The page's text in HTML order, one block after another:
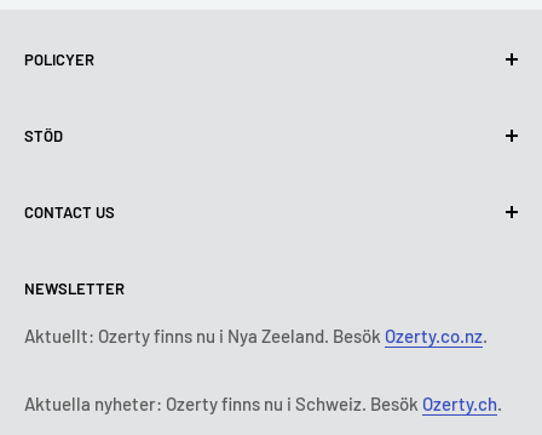
POLICYER
Användning av cookies (GDPR)
Leveransvillkor
Betalningsvillkor
Abonnemangets villkor och bestämmelser
STÖD
Kontakta oss
Rättsligt meddelande
FAQ
Ozerty håller dig säker
CONTACT US
Tisdag:9:00 - 18:00
Onsdag:
9:00 - 18:00
Fredag:
9:00 - 18:00
NEWSLETTER
Aktuellt: Ozerty finns nu i Nya Zeeland. Besök Ozerty.co.nz.
Aktuella nyheter: Ozerty finns nu i Schweiz. Besök Ozerty.ch.